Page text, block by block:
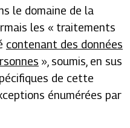
le domaine de la
les « traitements
contenant des données
», soumis, en sus
de cette
énumérées par